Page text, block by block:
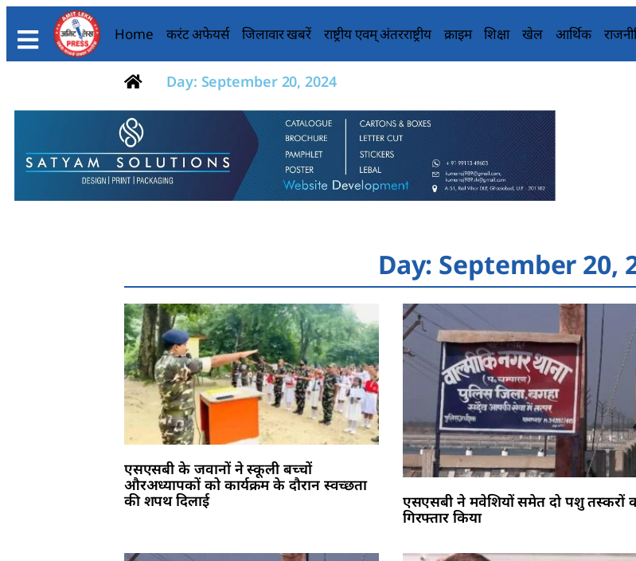
Home करंट अफेयर्स जिलावार खबरें राष्ट्रीय एवम् अंतरराष्ट्रीय क्राइम शिक्षा खेल आर्थिक
Day: September 20, 2024
Day: September 20,
एसएसबी के जवानों ने स्कूली बच्चों
औरअध्यापकों को कार्यक्रम के दौरान स्वच्छता
की शपथ दिलाई
एसएसबी ने मवेशियों समेत दो पशु तस्करों
गिरफ्तार किया